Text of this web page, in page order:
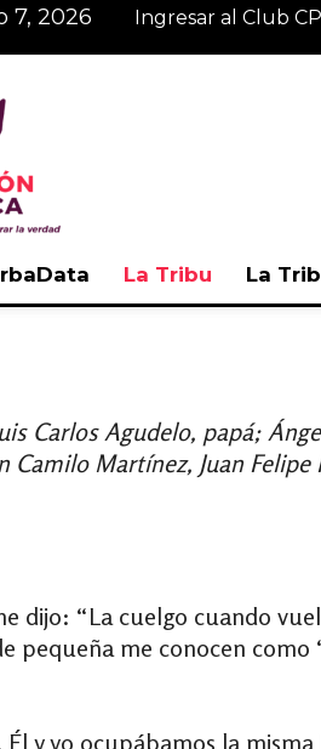
7, 2026 Ingresar al Club CP
La Tribu La
Carlos Agudelo, papá;
Camilo Martínez, Juan
dijo: “La cuelgo cuando
pequeña me conocen como
y yo ocupábamos la